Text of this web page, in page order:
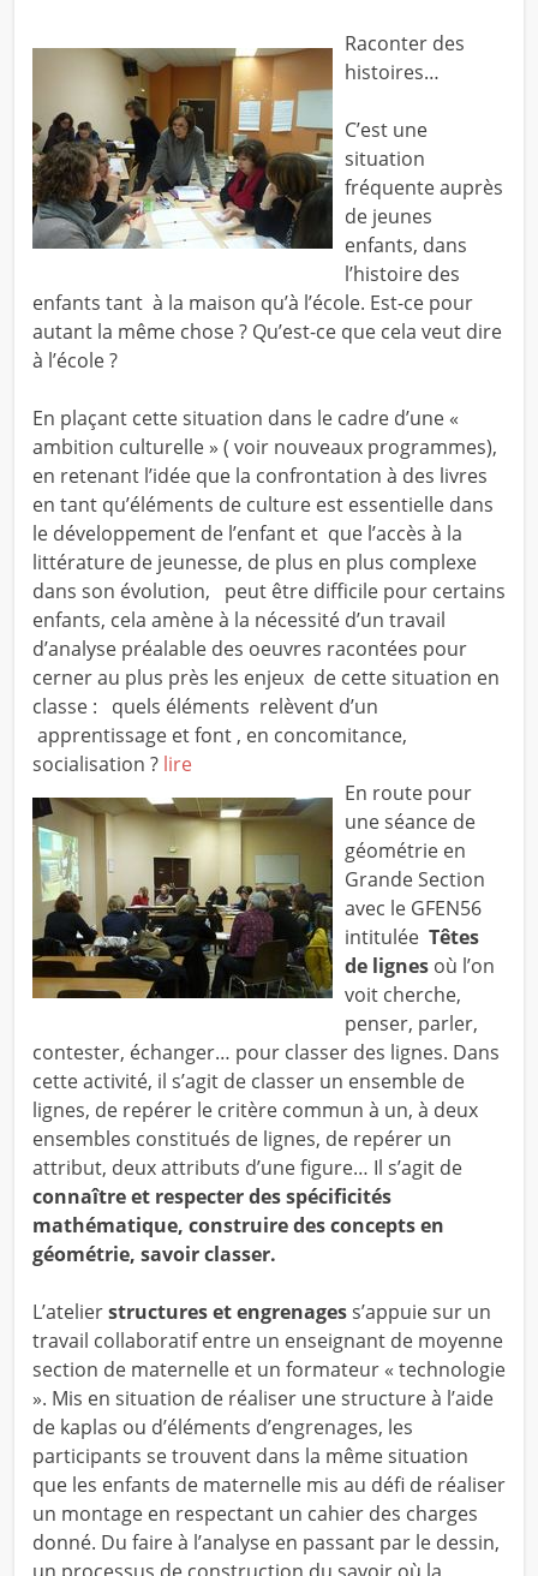
Raconter des
histoires…
C’est une
situation
fréquente auprès
de jeunes
enfants, dans
l’histoire des
enfants tant à la maison qu’à l’école. Est-ce pour
autant la même chose ? Qu’est-ce que cela veut dire
à l’école ?
En plaçant cette situation dans le cadre d’une «
ambition culturelle » ( voir nouveaux programmes),
en retenant l’idée que la confrontation à des livres
en tant qu’éléments de culture est essentielle dans
le développement de l’enfant et que l’accès à la
littérature de jeunesse, de plus en plus complexe
dans son évolution, peut être difficile pour certains
enfants, cela amène à la nécessité d’un travail
d’analyse préalable des oeuvres racontées pour
cerner au plus près les enjeux de cette situation en
classe : quels éléments relèvent d’un
apprentissage et font , en concomitance,
socialisation ? lire
En route pour
une séance de
géométrie en
Grande Section
avec le GFEN56
intitulée Têtes
de lignesoù l’on
voit cherche,
penser, parler,
contester, échanger… pour classer des lignes. Dans
cette activité, il s’agit de classer un ensemble de
lignes, de repérer le critère commun à un, à deux
ensembles constitués de lignes, de repérer un
attribut, deux attributs d’une figure… Il s’agit de
connaître et respecter des spécificités
mathématique, construire des concepts en
géométrie, savoir classer.
L’atelierstructures et engrenagess’appuie sur un
travail collaboratif entre un enseignant de moyenne
section de maternelle et un formateur « technologie
». Mis en situation de réaliser une structure à l’aide
de kaplas ou d’éléments d’engrenages, les
participants se trouvent dans la même situation
que les enfants de maternelle mis au défi de réaliser
un montage en respectant un cahier des charges
donné. Du faire à l’analyse en passant par le dessin,